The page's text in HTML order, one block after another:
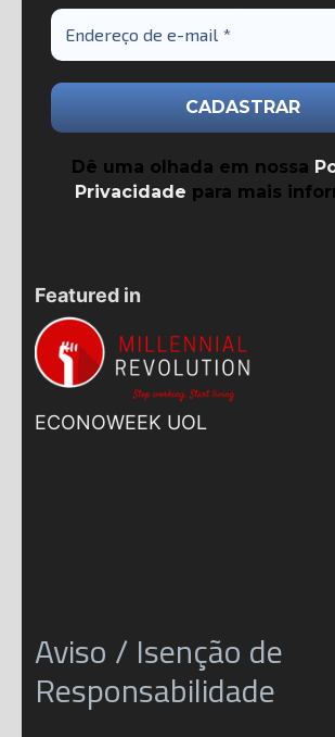
Dê uma olhada em nossa
Privacidade para mais
Featured in
ECONOWEEK UOL
Aviso / Isenção de
Responsabilidade